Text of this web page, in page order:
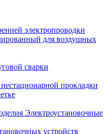
электропроводки
для воздушных
сварки
прокладки
Электроустановочные
устройств